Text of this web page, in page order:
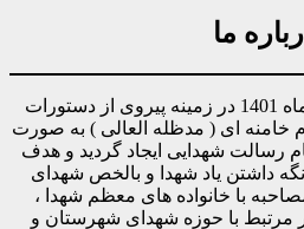
ما
رسانه کمیل مدیا در بهمن ماه 1401 در زمینه پیروی از دستورات
خامنه ای ( مدظله العالی ) به صورت
رسالت شهدایی ایجاد گردید و هدف
نگه داشتن یاد شهدا و بالخص شهدای
با خانواده های معظم شهدا ،
مرتبط با حوزه شهدای شهرستان و